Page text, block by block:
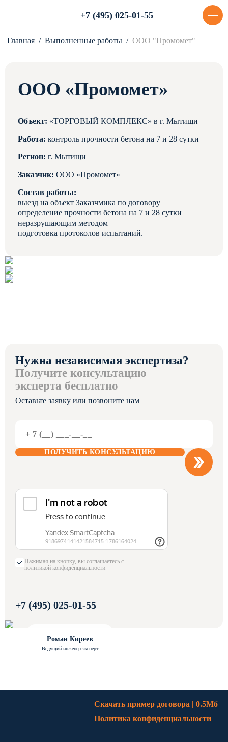
+7 (495) 025-01-55
Главная Выполненные работы ООО "Промомет"
ООО «Промомет»
Объект: «ТОРГОВЫЙ КОМПЛЕКС» в г. Мытищи
Работа: контроль прочности бетона на 7 и 28 сутки
Регион: г. Мытищи
Заказчик: ООО «Промомет»
Состав работы:
выезд на объект Заказчмика по договору
определение прочности бетона на 7 и 28 сутки
неразрушающим методом
подготовка протоколов испытаний.
Нужна независимая экспертиза?
Получите консультацию
эксперта бесплатно
Оставьте заявку или позвоните нам
ПОЛУЧИТЬ КОНСУЛЬТАЦИЮ
Нажимая на кнопку, вы соглашаетесь с
политикой конфиденциальности
+7 (495) 025-01-55
Роман Киреев
Ведущий инженер-эксперт
Скачать пример договора | 0.5Мб
Политика конфиденциальности